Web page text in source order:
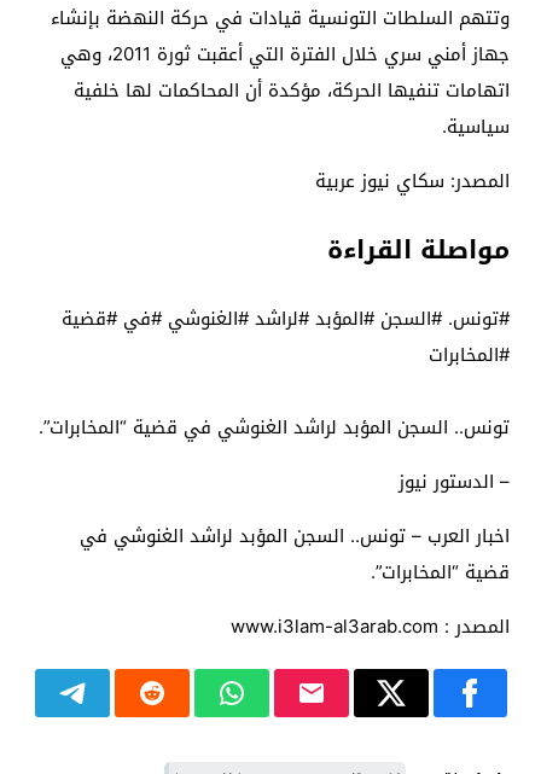
وتتهم السلطات التونسية قيادات في حركة النهضة بإنشاء
جهاز أمني سري خلال الفترة التي أعقبت ثورة 2011، وهي
اتهامات تنفيها الحركة، مؤكدة أن المحاكمات لها خلفية
سياسية.
المصدر: سكاي نيوز عربية
مواصلة القراءة
#تونس. #السجن #المؤبد #لراشد #الغنوشي #في #قضية
#المخابرات
تونس.. السجن المؤبد لراشد الغنوشي في قضية “المخابرات”.
– الدستور نيوز
اخبار العرب – تونس.. السجن المؤبد لراشد الغنوشي في
قضية “المخابرات”.
المصدر : www.i3lam-al3arab.com